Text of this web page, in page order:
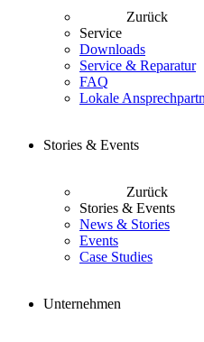
Zurück
Service
Downloads
Service & Reparatur
FAQ
Lokale
Stories & Events
Zurück
Stories & Events
News & Stories
Events
Case Studies
Unternehmen